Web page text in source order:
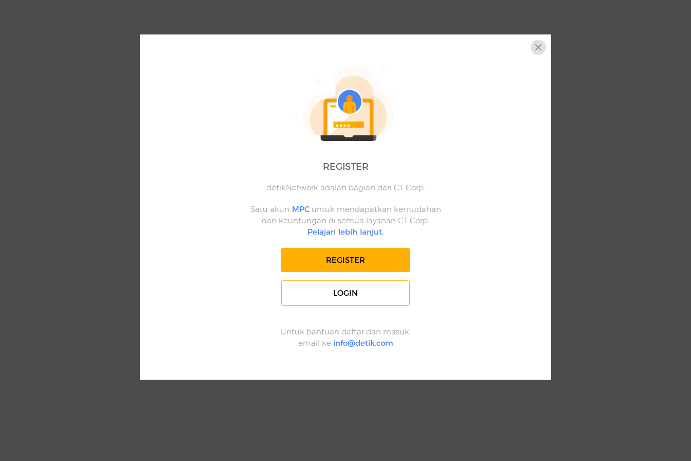
REGISTER
detikNetwork adalah bagian dari CT Corp.
Satu akun MPCuntuk mendapatkan kemudahan
dan keuntungan di semua layanan CT Corp.
Pelajari lebih lanjut.
REGISTER
LOGIN
Untuk bantuan daftar dan masuk,
email ke info@detik.com